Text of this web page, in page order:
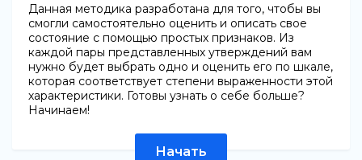
Данная методика разработана для того, чтобы вы
смогли самостоятельно оценить и описать свое
состояние с помощью простых признаков. Из
каждой пары представленных утверждений вам
нужно будет выбрать одно и оценить его по шкале,
которая соответствует степени выраженности этой
характеристики. Готовы узнать о себе больше?
Начинаем!
Начать